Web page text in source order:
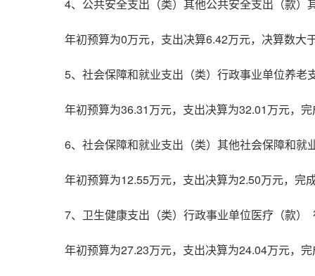
4、公共安全支出（类）其他公共安全支出（款）
年初预算为0万元，支出决算6.42万元，决算数
5、社会保障和就业支出（类）行政事业单位养
年初预算为36.31万元，支出决算为32.01万元，
6、社会保障和就业支出（类）其他社会保障和
年初预算为12.55万元，支出决算为2.50万元，完
7、卫生健康支出（类）行政事业单位医疗（款）
年初预算为27.23万元，支出决算为24.04万元，